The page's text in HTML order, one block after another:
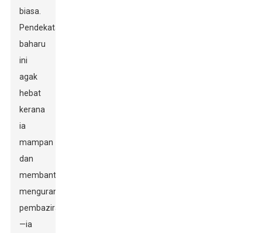
biasa.
Pendekatan
baharu
ini
agak
hebat
kerana
ia
mampan
dan
membantu
mengurangkan
pembaziran
—ia